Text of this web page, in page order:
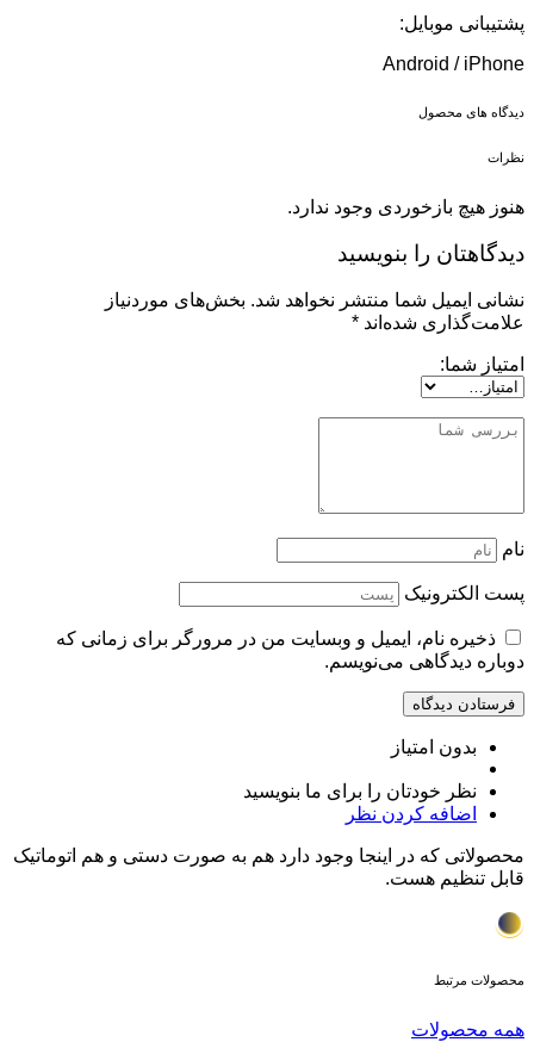
پشتیبانی موبایل:
Android / iPhone
دیدگاه های محصول
نظرات
هنوز هیچ بازخوردی وجود ندارد.
دیدگاهتان را بنویسید
نشانی ایمیل شما منتشر نخواهد شد. بخش‌های موردنیاز
علامت‌گذاری شده‌اند *
امتیاز شما:
نام
پست الکترونیک
ذخیره نام، ایمیل و وبسایت من در مرورگر برای زمانی که
دوباره دیدگاهی می‌نویسم.
بدون امتیاز
نظر خودتان را برای ما بنویسید
اضافه کردن نظر
محصولاتی که در اینجا وجود دارد هم به صورت دستی و هم اتوماتیک
قابل تنظیم هست.
محصولات مرتبط
همه محصولات